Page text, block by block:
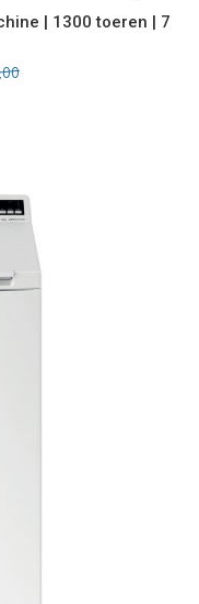
| 1300 toeren | 7